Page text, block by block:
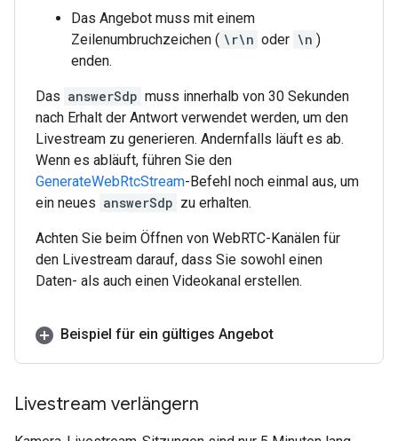
Das Angebot muss mit einem
Zeilenumbruchzeichen ( \r\n oder \n )
enden.
Das answerSdp muss innerhalb von 30 Sekunden
nach Erhalt der Antwort verwendet werden, um den
Livestream zu generieren. Andernfalls läuft es ab.
Wenn es abläuft, führen Sie den
GenerateWebRtcStream-Befehl noch einmal aus, um
ein neues answerSdp zu erhalten.
Achten Sie beim Öffnen von WebRTC-Kanälen für
den Livestream darauf, dass Sie sowohl einen
Daten- als auch einen Videokanal erstellen.
Beispiel für ein gültiges Angebot
Livestream verlängern